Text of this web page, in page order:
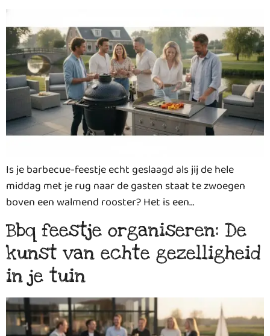
Is je barbecue-feestje echt geslaagd als jij de hele
middag met je rug naar de gasten staat te zwoegen
boven een walmend rooster? Het is een…
Bbq feestje organiseren: De
kunst van echte gezelligheid
in je tuin